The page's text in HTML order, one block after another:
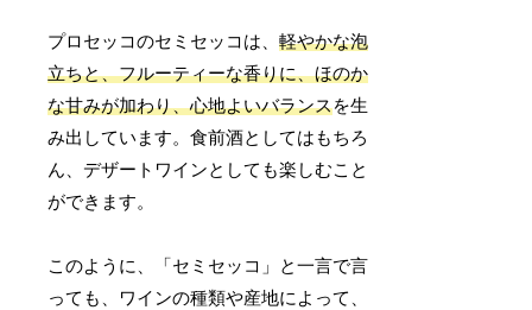
プロセッコのセミセッコは、軽やかな泡
立ちと、フルーティーな香りに、ほのか
な甘みが加わり、心地よいバランスを生
み出しています。食前酒としてはもちろ
ん、デザートワインとしても楽しむこと
ができます。
このように、「セミセッコ」と一言で言
っても、ワインの種類や産地によって、